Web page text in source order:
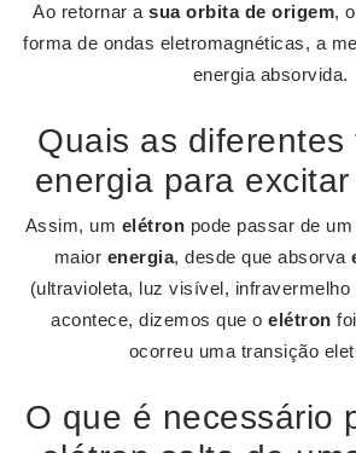
Ao retornar asua orbita de origem,
forma de ondas eletromagnéticas, a
energia absorvida.
Quais as diferentes
energia para
Assim, um elétron pode passar de
maior energia, desde que absorva
(ultravioleta, luz visível,
acontece, dizemos que o elétron foi
ocorreu uma transição
O que é necessário